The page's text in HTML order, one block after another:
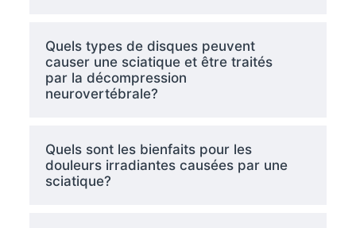
Quels types de disques peuvent
causer une sciatique et être traités
par la décompression
neurovertébrale?
Quels sont les bienfaits pour les
douleurs irradiantes causées par une
sciatique?